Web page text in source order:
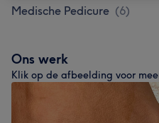
Medische Pedicure (6)
Ons werk
Klik op de afbeelding voor